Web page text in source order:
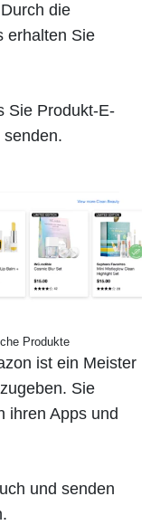
die
erhalten Sie
Sie Produkt-E-
Produkte
ist ein Meister
Sie
ihren Apps und
und senden